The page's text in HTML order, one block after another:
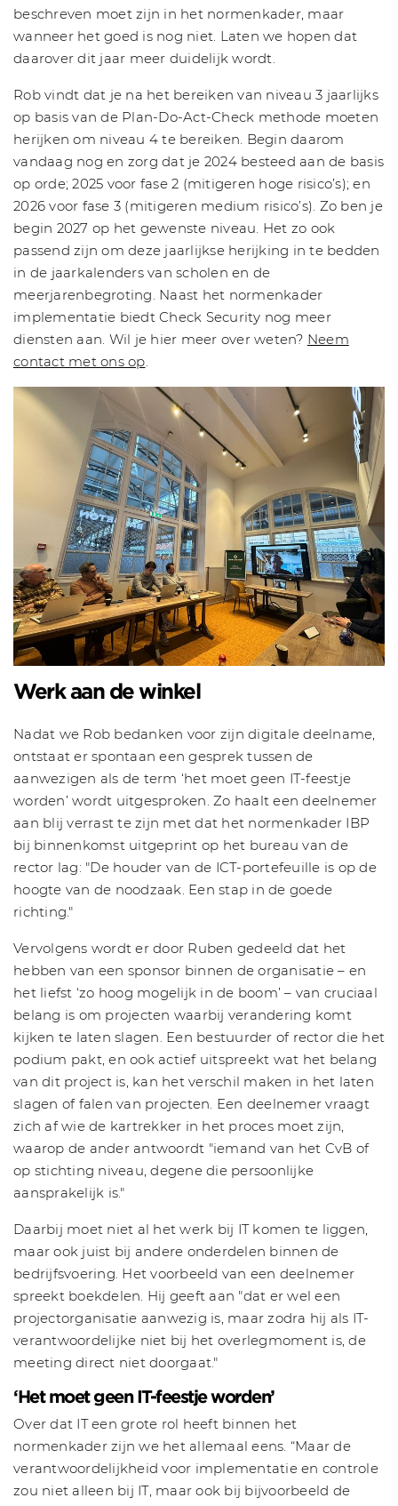
beschreven moet zijn in het normenkader, maar
wanneer het goed is nog niet. Laten we hopen dat
daarover dit jaar meer duidelijk wordt.
Rob vindt dat je na het bereiken van niveau 3 jaarlijks
op basis van de Plan-Do-Act-Check methode moeten
herijken om niveau 4 te bereiken. Begin daarom
vandaag nog en zorg dat je 2024 besteed aan de basis
op orde; 2025 voor fase 2 (mitigeren hoge risico’s); en
2026 voor fase 3 (mitigeren medium risico’s). Zo ben je
begin 2027 op het gewenste niveau. Het zo ook
passend zijn om deze jaarlijkse herijking in te bedden
in de jaarkalenders van scholen en de
meerjarenbegroting. Naast het normenkader
implementatie biedt Check Security nog meer
diensten aan. Wil je hier meer over weten? Neem
contact met ons op.
Werk aan de winkel
Nadat we Rob bedanken voor zijn digitale deelname,
ontstaat er spontaan een gesprek tussen de
aanwezigen als de term ‘het moet geen IT-feestje
worden’ wordt uitgesproken. Zo haalt een deelnemer
aan blij verrast te zijn met dat het normenkader IBP
bij binnenkomst uitgeprint op het bureau van de
rector lag: "De houder van de ICT-portefeuille is op de
hoogte van de noodzaak. Een stap in de goede
richting."
Vervolgens wordt er door Ruben gedeeld dat het
hebben van een sponsor binnen de organisatie – en
het liefst ‘zo hoog mogelijk in de boom’ – van cruciaal
belang is om projecten waarbij verandering komt
kijken te laten slagen. Een bestuurder of rector die het
podium pakt, en ook actief uitspreekt wat het belang
van dit project is, kan het verschil maken in het laten
slagen of falen van projecten. Een deelnemer vraagt
zich af wie de kartrekker in het proces moet zijn,
waarop de ander antwoordt "iemand van het CvB of
op stichting niveau, degene die persoonlijke
aansprakelijk is."
Daarbij moet niet al het werk bij IT komen te liggen,
maar ook juist bij andere onderdelen binnen de
bedrijfsvoering. Het voorbeeld van een deelnemer
spreekt boekdelen. Hij geeft aan "dat er wel een
projectorganisatie aanwezig is, maar zodra hij als IT-
verantwoordelijke niet bij het overlegmoment is, de
meeting direct niet doorgaat."
‘Het moet geen IT-feestje worden’
Over dat IT een grote rol heeft binnen het
normenkader zijn we het allemaal eens. “Maar de
verantwoordelijkheid voor implementatie en controle
zou niet alleen bij IT, maar ook bij bijvoorbeeld de